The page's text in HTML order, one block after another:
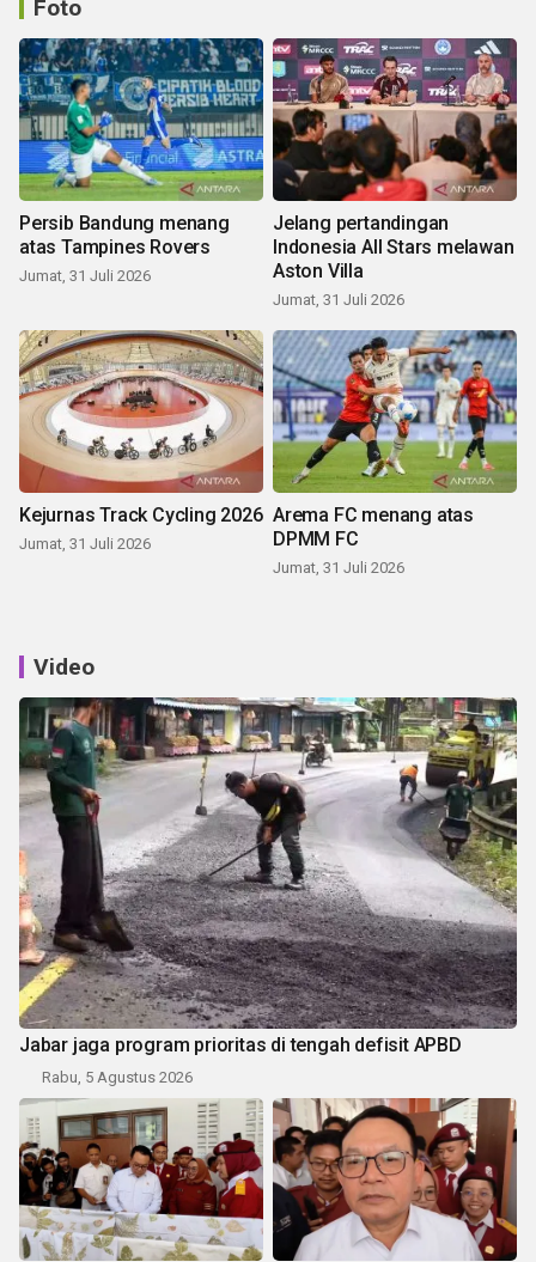
Foto
Persib Bandung menang
atas Tampines Rovers
Jumat, 31 Juli 2026
Jelang pertandingan
Indonesia All Stars melawan
Aston Villa
Jumat, 31 Juli 2026
Kejurnas Track Cycling 2026
Jumat, 31 Juli 2026
Arema FC menang atas
DPMM FC
Jumat, 31 Juli 2026
Video
Jabar jaga program prioritas di tengah defisit APBD
Rabu, 5 Agustus 2026